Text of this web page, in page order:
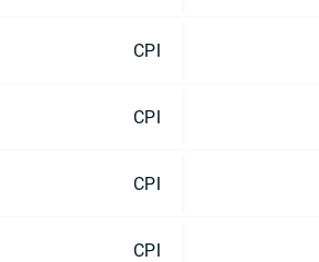
CPI
CPI
CPI
CPI